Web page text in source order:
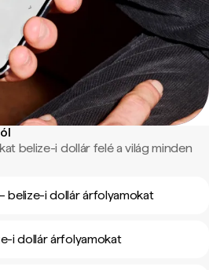
belize-i dollár felé a világ minden
belize-i dollár árfolyamokat
i dollár árfolyamokat